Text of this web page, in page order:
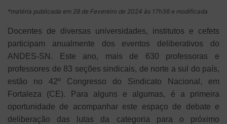
*matéria publicada em 28 de Fevereiro de 2024 às 17h36 e modificada
Docentes de diversas universidades, institutos e cefets
participam anualmente dos eventos deliberativos do
ANDES-SN. Este ano, mais de 630 professoras e
professores de 83 seções sindicais, de norte a sul do país,
estão no 42º Congresso do Sindicato Nacional, em
Fortaleza (CE). Para alguns e algumas, é a primeira
oportunidade de acompanhar este espaço de debate e
deliberação das lutas da categoria para o próximo